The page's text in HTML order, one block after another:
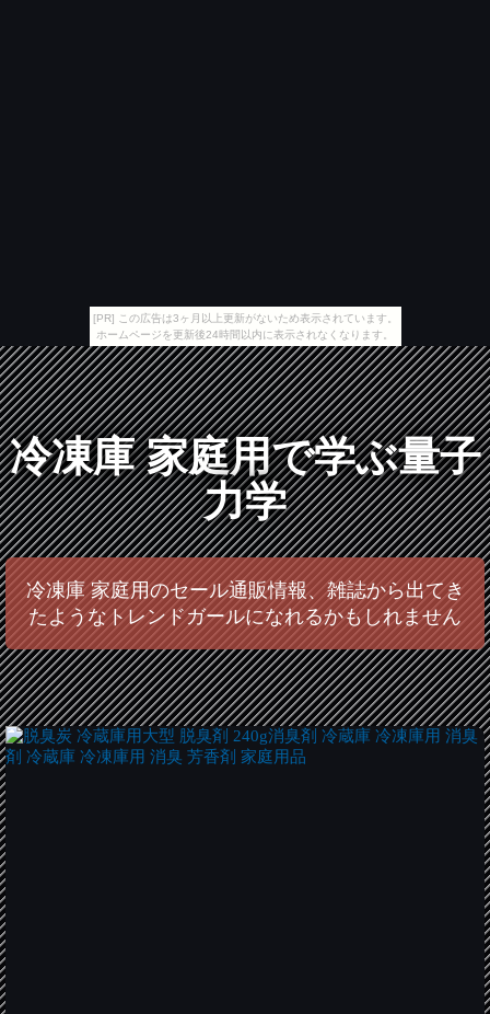
[PR] この広告は3ヶ月以上更新がないため表示されています。
ホームページを更新後24時間以内に表示されなくなります。
冷凍庫 家庭用で学ぶ量子
力学
冷凍庫 家庭用のセール通販情報、雑誌から出てき
たようなトレンドガールになれるかもしれません